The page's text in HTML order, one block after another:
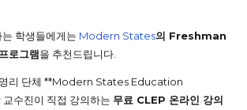
학생들에게는 Modern States의 Freshman
그램을 추천드립니다.
영리 단체 **Modern States Education
수진이 직접 강의하는 무료 CLEP 온라인 강의